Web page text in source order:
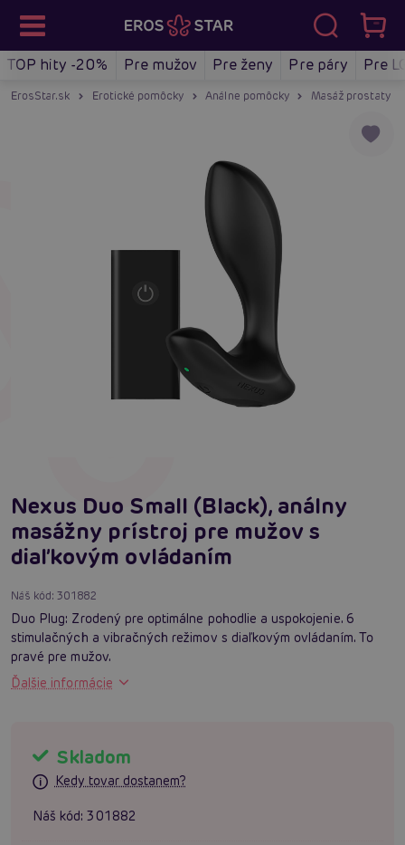
TOP hity -20% Pre mužov Pre ženy Pre páry Pre
ErosStar.sk Erotické pomôcky Análne pomôcky Masáž prostaty
Nexus Duo Small (Black), análny
masážny prístroj pre mužov s
diaľkovým ovládaním
Náš kód:301882
Duo Plug: Zrodený pre optimálne pohodlie a uspokojenie. 6
stimulačných a vibračných režimov s diaľkovým ovládaním. To
pravé pre mužov.
Ďalšie informácie
Skladom
Kedy tovar dostanem?
Náš kód: 301882